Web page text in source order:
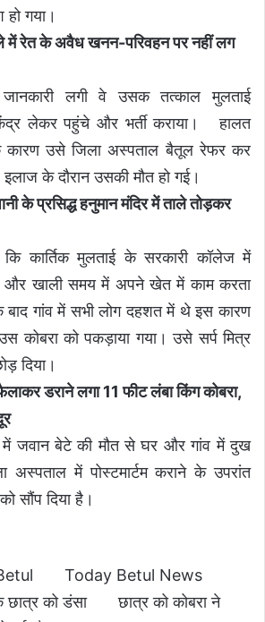
गया।
रेत के अवैध खनन-परिवहन पर नहीं लग
लगी वे उसक तत्काल मुलताई
केंद्र लेकर पहुंचे और भर्ती कराया। हालत
कारण उसे जिला अस्पताल बैतूल रेफर कर
इलाज के दौरान उसकी मौत हो गई।
के प्रसिद्ध हनुमान मंदिर में ताले तोड़कर
कि कार्तिक मुलताई के सरकारी कॉलेज में
और खाली समय में अपने खेत में काम करता
गांव में सभी लोग दहशत में थे इस कारण
कोबरा को पकड़ाया गया। उसे सर्प मित्र
दिया।
डराने लगा 11 फीट लंबा किंग कोबरा,
में जवान बेटे की मौत से घर और गांव में दुख
अस्पताल में पोस्टमार्टम कराने के उपरांत
सौंप दिया है।
Today Betul News
छात्र को डंसा
छात्र को कोबरा ने